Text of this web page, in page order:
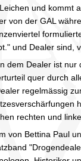
und kommt
von der GAL
und Dealer sind,
dem Dealer ist nur
quer durch
regelmässig
rechten und
von Bettina Paul